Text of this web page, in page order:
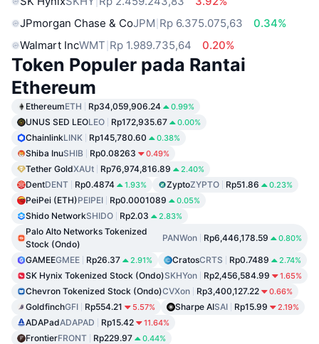
JPmorgan Chase & CoJPM Rp 6.375.075,63
0.34%
Walmart IncWMT Rp 1.989.735,64 0.20%
Token Populer pada Rantai
Ethereum
EthereumETH Rp34,059,906.24 0.99%
UNUS SED LEOLEO Rp172,935.67 0.00%
ChainlinkLINK Rp145,780.60 0.38%
Shiba InuSHIB Rp0.08263 0.49%
Tether GoldXAUt Rp76,974,816.89 2.40%
DentDENT Rp0.4874 1.93% ZyptoZYPTO Rp51.86 0.23%
PeiPei (ETH)PEIPEI Rp0.0001089 0.05%
Shido NetworkSHIDO Rp2.03 2.83%
Palo Alto Networks Tokenized
Stock (Ondo)
PANWon Rp6,446,178.59 0.80%
GAMEEGMEE Rp26.37 2.91% CratosCRTS Rp0.7489 2.74%
SK Hynix Tokenized Stock (Ondo)SKHYon Rp2,456,584.99 1.65%
Chevron Tokenized Stock (Ondo)CVXon Rp3,400,127.22 0.66%
GoldfinchGFI Rp554.21 5.57% Sharpe AISAI Rp15.99 2.19%
ADAPadADAPAD Rp15.42 11.64%
FrontierFRONT Rp229.97 0.44%